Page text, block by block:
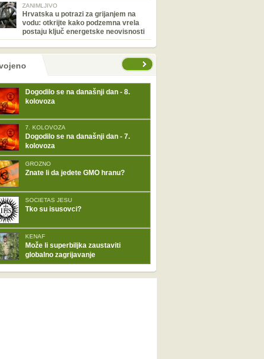
ZANIMLJIVO
Hrvatska u potrazi za grijanjem na
vodu: otkrijte kako podzemna vrela
postaju ključ energetske neovisnosti
Dogodilo se na današnji dan - 8.
kolovoza
7. KOLOVOZA
Dogodilo se na današnji dan - 7.
kolovoza
GROZNO
Znate li da jedete GMO hranu?
SOCIETAS JESU
Tko su isusovci?
KENAF
Može li superbiljka zaustaviti
globalno zagrijavanje